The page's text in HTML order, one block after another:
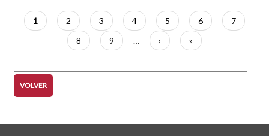
Paginación
Página
actual
1 Página
2 Página
3 Página
4 Página
5 Página
6 Página
7
Página
8 Página
9 …
Siguiente
página
›
Última
página
»
VOLVER